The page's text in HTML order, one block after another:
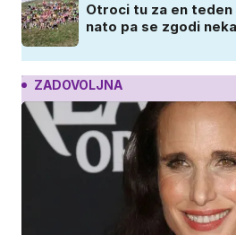
Otroci tu za en
nato pa se zgodi
ZADOVOLJNA